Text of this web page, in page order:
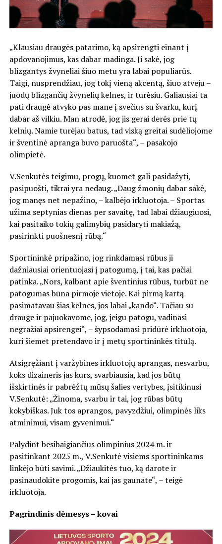
„Klausiau draugės patarimo, ką apsirengti einant į
apdovanojimus, kas dabar madinga. Ji sakė, jog
blizgantys žvyneliai šiuo metu yra labai populiarūs.
Taigi, nusprendžiau, jog tokį vieną akcentą, šiuo atveju –
juodų blizgančių žvynelių kelnes, ir turėsiu. Galiausiai ta
pati draugė atvyko pas mane į svečius su švarku, kurį
dabar aš vilkiu. Man atrodė, jog jis gerai derės prie tų
kelnių. Namie turėjau batus, tad viską greitai sudėliojome
ir šventinė apranga buvo paruošta“, – pasakojo
olimpietė.
V.Senkutės teigimu, progų, kuomet gali pasidažyti,
pasipuošti, tikrai yra nedaug. „Daug žmonių dabar sakė,
jog manęs net nepažino, – kalbėjo irkluotoja. – Sportas
užima septynias dienas per savaitę, tad labai džiaugiuosi,
kai pasitaiko tokių galimybių pasidaryti makiažą,
pasirinkti puošnesnį rūbą.“
Sportininkė pripažino, jog rinkdamasi rūbus ji
dažniausiai orientuojasi į patogumą, į tai, kas pačiai
patinka. „Nors, kalbant apie šventinius rūbus, turbūt ne
patogumas būna pirmoje vietoje. Kai pirmą kartą
pasimatavau šias kelnes, jos labai „kando“. Tačiau su
drauge ir pajuokavome, jog, jeigu patogu, vadinasi
negražiai apsirengei“, – šypsodamasi pridūrė irkluotoja,
kuri šiemet pretendavo ir į metų sportininkės titulą.
Atsigręžiant į varžybines irkluotojų aprangas, nesvarbu,
koks dizaineris jas kurs, svarbiausia, kad jos būtų
išskirtinės ir pabrėžtų mūsų šalies vertybes, įsitikinusi
V.Senkutė: „Žinoma, svarbu ir tai, jog rūbas būtų
kokybiškas. Juk tos aprangos, pavyzdžiui, olimpinės liks
atminimui, visam gyvenimui.“
Palydint besibaigiančius olimpinius 2024 m. ir
pasitinkant 2025 m., V.Senkutė visiems sportininkams
linkėjo būti savimi. „Džiaukitės tuo, ką darote ir
pasinaudokite progomis, kai jas gaunate“, – teigė
irkluotoja.
Pagrindinis dėmesys – kovai